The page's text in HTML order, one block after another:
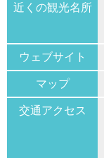
近くの観光名所
ウェブサイト
マップ
交通アクセス